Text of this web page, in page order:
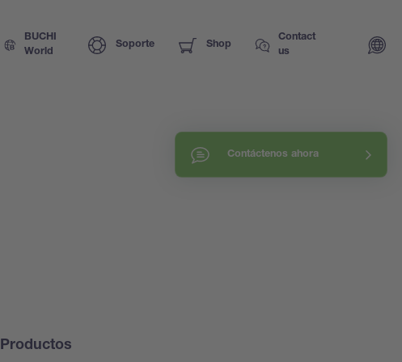
BUCHI
World
Soporte Shop
Contact
us
Contáctenos ahora
Productos